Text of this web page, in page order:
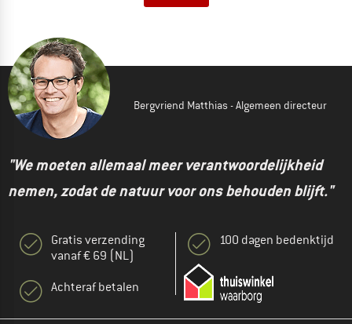
Bergvriend Matthias - Algemeen directeur
"We moeten allemaal meer verantwoordelijkheid
nemen, zodat de natuur voor ons behouden blijft."
Gratis verzending
vanaf € 69 (NL)
Achteraf betalen
100 dagen bedenktijd